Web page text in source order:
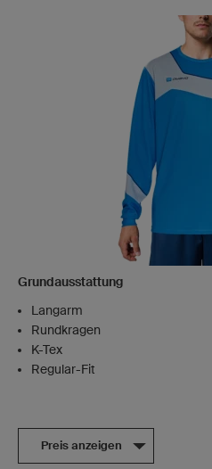
Grundausstattung
Langarm
Rundkragen
K-Tex
Regular-Fit
Preis anzeigen